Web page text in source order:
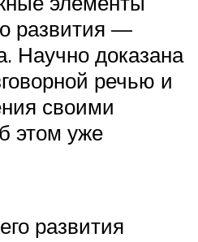
развития —
Научно доказана
речью и
своими
этом уже
развития